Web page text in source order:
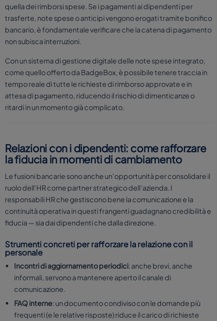
quella dei rimborsi spese. Se i pagamenti ai dipendenti per
trasferte, note spese o anticipi vengono erogati tramite bonifico
bancario, è fondamentale verificare che la catena di pagamento
non subisca interruzioni.
Con un sistema di gestione digitale delle note spese integrato,
come quello offerto da BadgeBox, è possibile tenere traccia in
tempo reale di tutte le richieste di rimborso approvate e in
attesa di pagamento, riducendo il rischio di dimenticanze o
ritardi in un momento già complicato.
Relazioni con i dipendenti: come rafforzare
la fiducia in momenti di cambiamento
Le fusioni bancarie sono anche un'opportunità per consolidare il
ruolo dell'HR come partner strategico dell'azienda. I
responsabili HR che gestiscono bene la comunicazione e la
continuità operativa in questi frangenti guadagnano credibilità e
fiducia — sia dai dipendenti che dalla direzione.
Strumenti concreti per rafforzare la relazione con il
personale
Incontri di aggiornamento periodici: anche brevi, anche
informali, servono a mantenere aperto il canale di
comunicazione.
FAQ interne: un documento condiviso con le domande più
frequenti (e le relative risposte) riduce il carico di richieste